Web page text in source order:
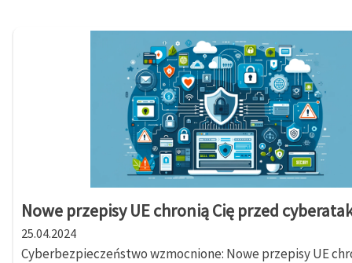
Nowe przepisy UE chronią Cię przed
25.04.2024
Cyberbezpieczeństwo wzmocnione: Nowe przepisy UE